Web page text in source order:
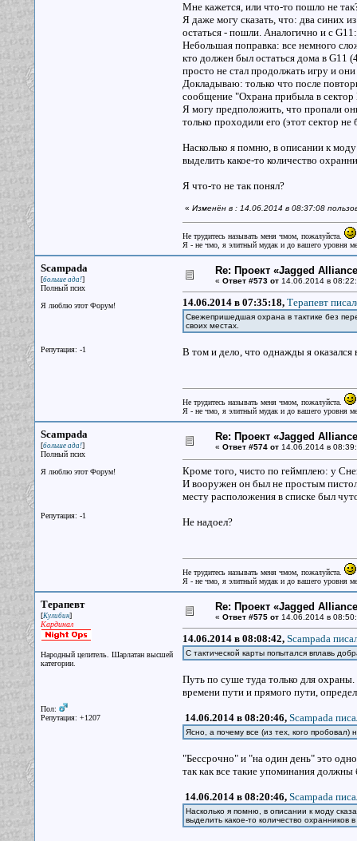
Мне кажется, или что-то пошло не
Я даже могу сказать, что: два синих
остаться - пошли. Аналогично и с
Небольшая поправка: все немного
кто должен был остаться дома в
просто не стал продолжать игру и
Докладываю: только что после
сообщение "Охрана прибыла в сектор
Я могу предположить, что пропали
только проходили его (этот сектор
Насколько я помню, в описании к
выделить какое-то количество
Я что-то не так понял?
« Изменён в : 14.06.2014 в 08:37:08
Не трудитесь называть меня чмом, пожалуйста.
Я - не чмо, я элитный мудак и до вашего уровня
Scampada
[больше ада!]
Полный псих
Я люблю этот Форум!
Репутация: -1
Re: Проект «Jagged
« Ответ #573 от14.06.2014 в
14.06.2014 в 07:35:18, Терапевт
Свежепришедшая охрана в тактике без
своих местах.
В том и дело, что однажды я оказался
Не трудитесь называть меня чмом, пожалуйста.
Я - не чмо, я элитный мудак и до вашего уровня
Scampada
[больше ада!]
Полный псих
Я люблю этот Форум!
Репутация: -1
Re: Проект «Jagged
« Ответ #574 от14.06.2014 в
Кроме того, чисто по геймплею: у
И вооружен он был не простым
месту расположения в списке был
Не надоел?
Не трудитесь называть меня чмом, пожалуйста.
Я - не чмо, я элитный мудак и до вашего уровня
Терапевт
[Кулибин]
Кардинал
Народный целитель. Шарлатан высшей
категории.
Пол:
Репутация: +1207
Re: Проект «Jagged
« Ответ #575 от14.06.2014 в
14.06.2014 в 08:08:42, Scampada
С тактической карты попытался вплавь
Путь по суше туда только для
времени пути и прямого пути,
14.06.2014 в 08:20:46, Scampada
Ясно, а почему все (из тех, кого
"Бессрочно" и "на один день" это
так как все такие упоминания
14.06.2014 в 08:20:46, Scampada
Насколько я помню, в описании к моду
выделить какое-то количество